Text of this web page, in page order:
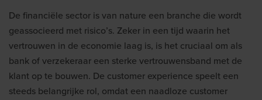
De financiële sector is van nature een branche die wordt
geassocieerd met risico’s. Zeker in een tijd waarin het
vertrouwen in de economie laag is, is het cruciaal om als
bank of verzekeraar een sterke vertrouwensband met de
klant op te bouwen. De customer experience speelt een
steeds belangrijke rol, omdat een naadloze customer